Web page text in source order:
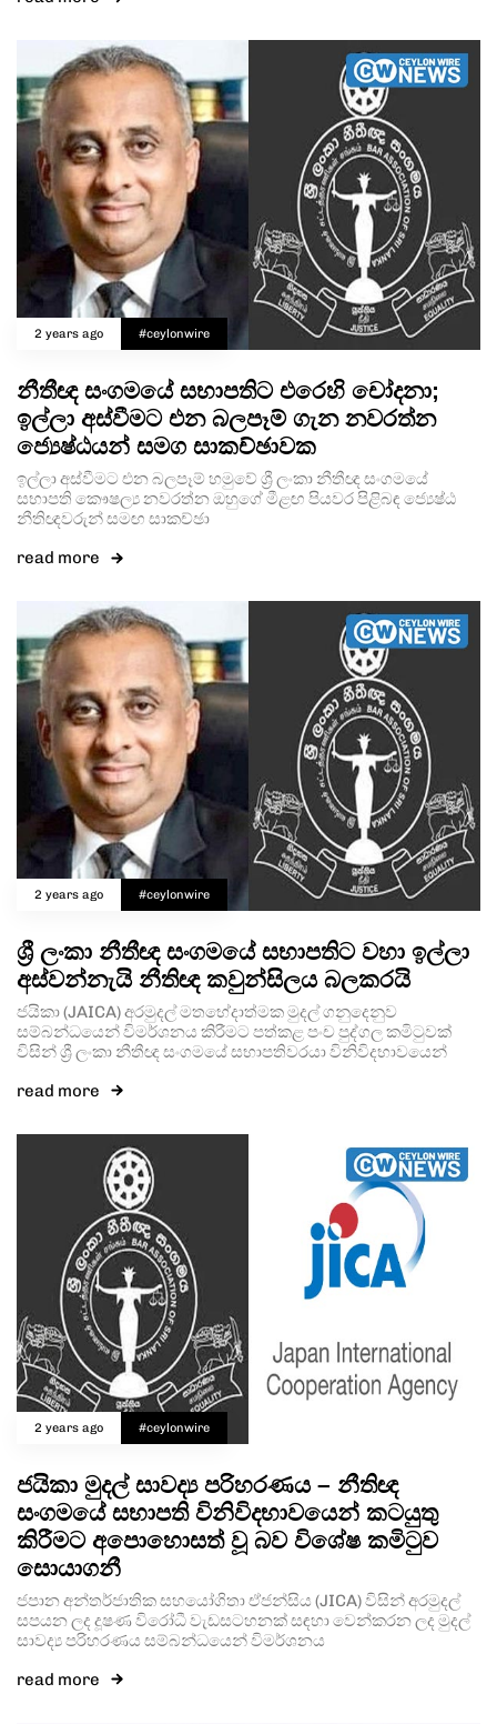
2 years ago #ceylonwire
නීතීඥ සංගමයේ සභාපතිට එරෙහි චෝදනා;
ඉල්ලා අස්වීමට එන බලපෑම් ගැන නවරත්න
ජ්‍යෙෂ්ඨයන් සමග සාකච්ඡාවක
ඉල්ලා අස්වීමට එන බලපෑම් හමුවේ ශ්‍රී ලංකා නීතීඥ සංගමයේ
සභාපති කෞෂල්‍ය නවරත්න ඔහුගේ මීළඟ පියවර පිළිබඳ ජ්‍යෙෂ්ඨ
නීතිඥවරුන් සමඟ සාකච්ඡා
read more
2 years ago #ceylonwire
ශ්‍රී ලංකා නීතීඥ සංගමයේ සභාපතිට වහා ඉල්ලා
අස්වන්නැයි නීතිඥ කවුන්සිලය බලකරයි
ජයිකා (JAICA) අරමුදල් මතභේදාත්මක මුදල් ගනුදෙනුව
සම්බන්ධයෙන් විමර්ශනය කිරීමට පත්කළ පංච පුද්ගල කමිටුවක්
විසින් ශ්‍රී ලංකා නීතීඥ සංගමයේ සභාපතිවරයා විනිවිදභාවයෙන්
read more
2 years ago #ceylonwire
ජයිකා මුදල් සාවද්‍ය පරිහරණය – නීතිඥ
සංගමයේ සභාපති විනිවිදභාවයෙන් කටයුතු
කිරීමට අපොහොසත් වූ බව විශේෂ කමිටුව
සොයාගනී
ජපාන අන්තර්ජාතික සහයෝගිතා ඒජන්සිය (JICA) විසින් අරමුදල්
සපයන ලද දූෂණ විරෝධී වැඩසටහනක් සඳහා වෙන්කරන ලද මුදල්
සාවද්‍ය පරිහරණය සම්බන්ධයෙන් විමර්ශනය
read more